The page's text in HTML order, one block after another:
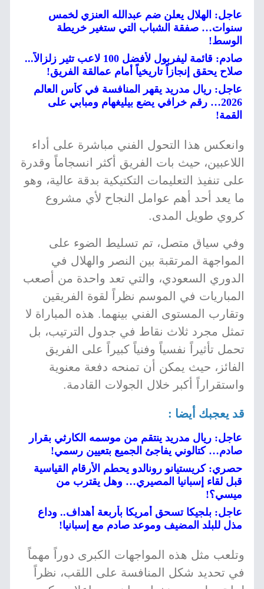
عاجل: الهلال يعلن ضم عبدالله العنزي لخمس
سنوات… صفقة الشباب التي ستغير خريطة
الوسط!
صادم: قائمة ليفربول لأفضل 100 لاعب تثير زلزالاً...
صلاح يحقق إنجازاً تاريخياً أمام عمالقة الفريق!
عاجل: ريال مدريد يقهر المنافسة في كأس العالم
2026… رقم خرافي يضع بيليغهام ومبابي على
القمة!
وانعكس هذا التحول الفني مباشرة على أداء
اللاعبين، حيث بات الفريق أكثر انسجاماً وقدرة
على تنفيذ التعليمات التكتيكية بدقة عالية، وهو
ما يعد أحد أهم عوامل النجاح لأي مشروع
كروي طويل المدى.
وفي سياق متصل، تم تسليط الضوء على
المواجهة المرتقبة بين النصر والهلال في
الدوري السعودي، والتي تعد واحدة من أصعب
المباريات في الموسم نظراً لقوة الفريقين
وتقارب المستوى الفني بينهما. هذه المباراة لا
تمثل مجرد ثلاث نقاط في جدول الترتيب، بل
تحمل تأثيراً نفسياً وفنياً كبيراً على الفريق
الفائز، حيث يمكن أن تمنحه دفعة معنوية
واستقراراً أكبر خلال الجولات القادمة.
قد يعجبك أيضا :
عاجل: ريال مدريد ينتقم من موسمه الكارثي بقرار
صادم… كتالوني يفاجئ الجميع بتعيين رسمي!
حصري: كريستيانو رونالدو يحطم الأرقام القياسية
قبل لقاء إسبانيا المصيري… وهل يقترب من
ميسي؟!
عاجل: بلجيكا تسحق أمريكا بأربعة أهداف.. وداع
مذل للبلد المضيف وموعد صادم مع إسبانيا!
وتلعب مثل هذه المواجهات الكبرى دوراً مهماً
في تحديد شكل المنافسة على اللقب، نظراً